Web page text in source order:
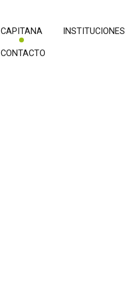
CAPITANA INSTITUCIONES
CONTACTO